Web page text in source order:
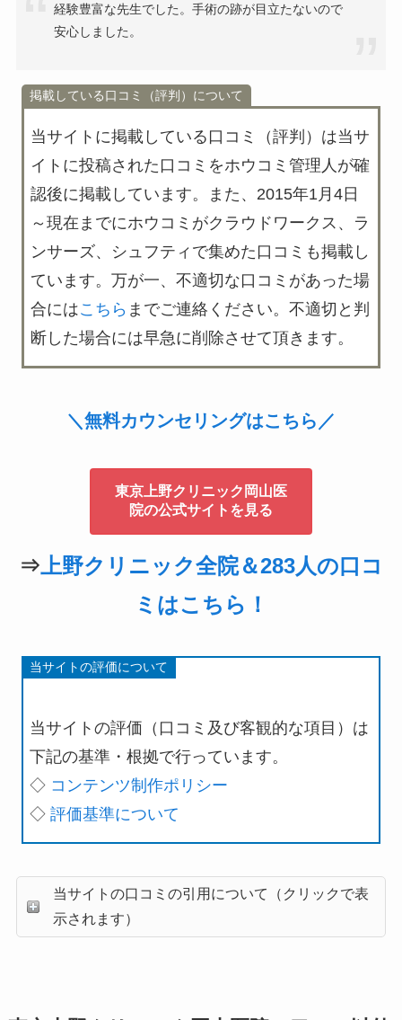
経験豊富な先生でした。手術の跡が目立たないので
安心しました。
掲載している口コミ（評判）について
当サイトに掲載している口コミ（評判）は当サ
イトに投稿された口コミをホウコミ管理人が確
認後に掲載 しています。また、2015年1月4日
～現在までにホウコミがクラウドワークス、ラ
ンサーズ、シュフティで集めた口コミも掲載し
ています。万が一、不適切な口コミがあった場
合にはこちら までご連絡ください。不適切と判
断した場合には早急に削除させて頂きます。
＼無料カウンセリングはこちら／
東京上野クリニック岡山医
院の公式サイトを見る
⇒上野クリニック全院＆283人の口コ
ミはこちら！
当サイトの評価について
当サイトの評価（口コミ及び客観的な項目）は
下記の基準・根拠で行っています。
◇ コンテンツ制作ポリシー
◇評価基準について
当サイトの口コミの引用について（クリックで表
示されます）